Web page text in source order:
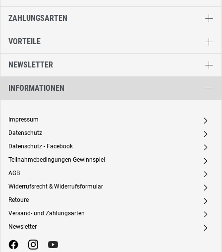
ZAHLUNGSARTEN
VORTEILE
NEWSLETTER
INFORMATIONEN
Impressum A
Datenschutz A
Datenschutz - Facebook A
Teilnahmebedingungen Gewinnspiel A
AGB A
Widerrufsrecht & Widerrufsformular A
Retoure A
Versand- und Zahlungsarten A
Newsletter A